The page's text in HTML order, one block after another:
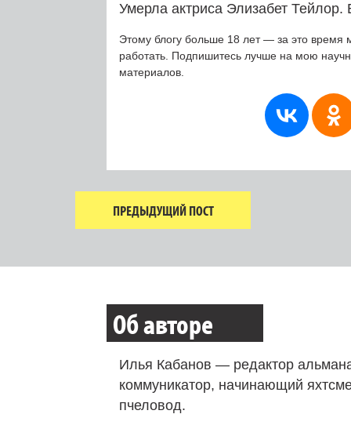
Умерла актриса Элизабет
Этому блогу больше 18 лет — за это время
работать. Подпишитесь лучше на мою
материалов.
ПРЕДЫДУЩИЙ ПОСТ
Об авторе
Илья Кабанов — редактор
коммуникатор, начинающий
пчеловод.